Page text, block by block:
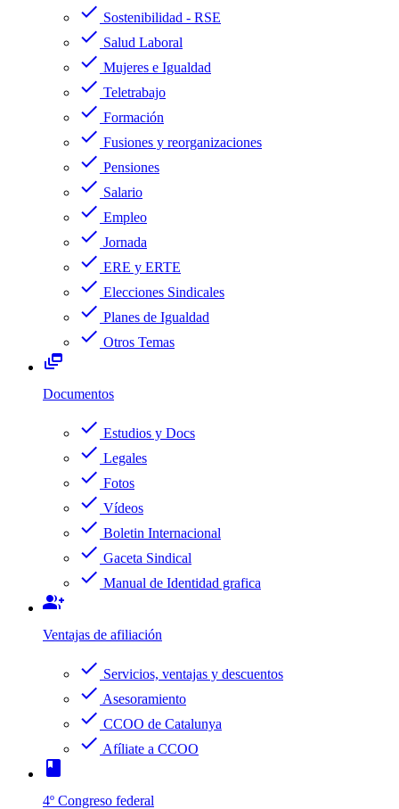
check Sostenibilidad - RSE
check Salud Laboral
check Mujeres e Igualdad
check Teletrabajo
check Formación
check Fusiones y reorganizaciones
check Pensiones
check Salario
check Empleo
check Jornada
check ERE y ERTE
check Elecciones Sindicales
check Planes de Igualdad
check Otros Temas
dynamic_feed
Documentos
check Estudios y Docs
check Legales
check Fotos
check Vídeos
check Boletin Internacional
check Gaceta Sindical
check Manual de Identidad grafica
group_add
Ventajas de afiliación
check Servicios, ventajas y descuentos
check Asesoramiento
check CCOO de Catalunya
check Afíliate a CCOO
book
4º Congreso federal